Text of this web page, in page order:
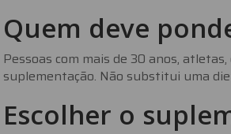
Quem deve
Pessoas com mais de 30 anos,
suplementação. Não substitui uma
Escolher o